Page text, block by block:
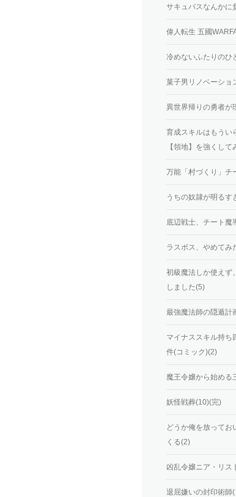
サキュバスなんかに
偉人転生 五國
冷めないふたりのひ
菓子男リノベーショ
異世界帰りの勇者が
育成スキルはもうい
【領地】を強くして
万能「村づくり」チ
うちの奴隷が明るす
底辺戦士、チート魔
ラスボス、やめてみ
初級魔法しか使えず
しました(5)
最強魔法師の隠遁計
マイナススキル持ち
件(コミック)(2)
魔王令嬢から始める
妖怪戦葬(10)(完)
どうか俺を放ってお
くる(2)
凶乱令嬢ニア・リス
退屈嫌いの封印術師